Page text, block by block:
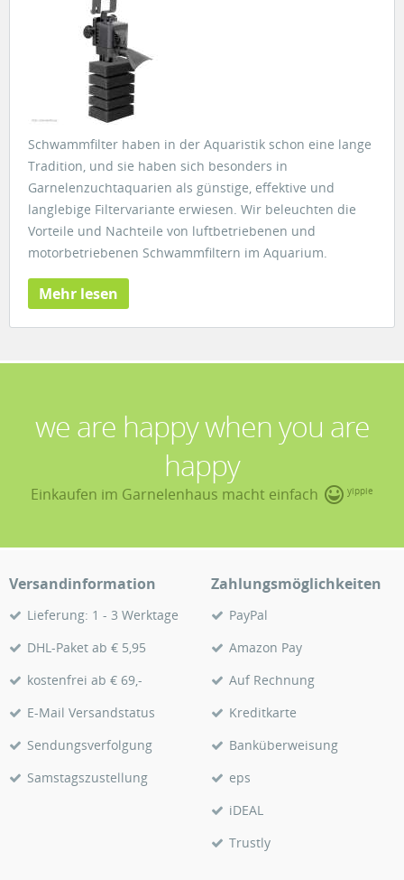
Schwammfilter haben in der Aquaristik schon eine lange
Tradition, und sie haben sich besonders in
Garnelenzuchtaquarien als günstige, effektive und
langlebige Filtervariante erwiesen. Wir beleuchten die
Vorteile und Nachteile von luftbetriebenen und
motorbetriebenen Schwammfiltern im Aquarium.
Mehr lesen
we are happy when you are
happy
Einkaufen im Garnelenhaus macht einfach yippie
Versandinformation
Lieferung: 1 - 3 Werktage
DHL-Paket ab € 5,95
kostenfrei ab € 69,-
E-Mail Versandstatus
Sendungsverfolgung
Samstagszustellung
Zahlungsmöglichkeiten
PayPal
Amazon Pay
Auf Rechnung
Kreditkarte
Banküberweisung
eps
iDEAL
Trustly